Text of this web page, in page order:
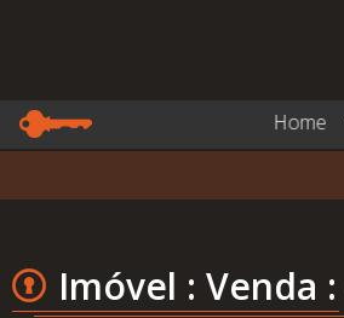
Home
Imóvel : Venda :